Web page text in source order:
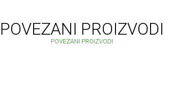
POVEZANI PROIZVODI
POVEZANI PROIZVODI